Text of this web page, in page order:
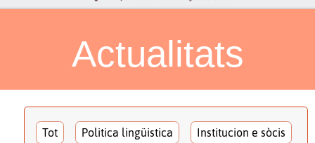
Actualitats
Tot Politica lingüistica Institucion e sòcis